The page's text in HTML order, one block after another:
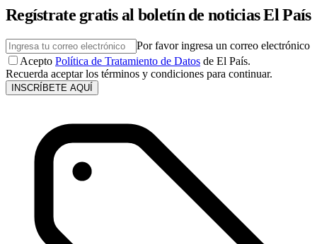
Regístrate gratis al boletín de noticias El País
Por favor ingresa un correo electrónico
Acepto Política de Tratamiento de Datos de El País.
Recuerda aceptar los términos y condiciones para continuar.
INSCRÍBETE AQUÍ